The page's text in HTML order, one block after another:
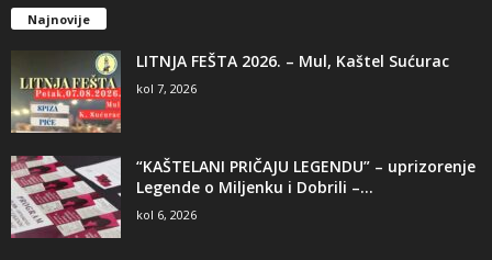
Najnovije
LITNJA FEŠTA 2026. – Mul, Kaštel Sućurac
kol 7, 2026
“KAŠTELANI PRIČAJU LEGENDU” – uprizorenje
Legende o Miljenku i Dobrili –...
kol 6, 2026